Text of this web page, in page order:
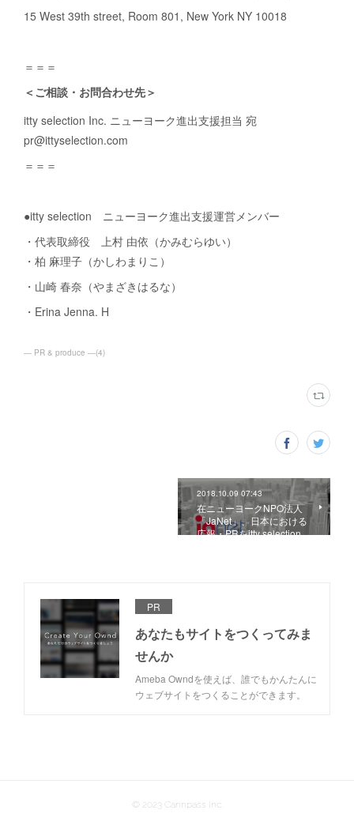
15 West 39th street, Room 801, New York NY 10018
＝＝＝
＜ご相談・お問合わせ先＞
itty selection Inc. ニューヨーク進出支援担当 宛
pr@ittyselection.com
＝＝＝
●itty selection ニューヨーク進出支援運営メンバー
・代表取締役 上村 由依（かみむらゆい）
・柏 麻理子（かしわまりこ）
・山崎 春奈（やまざきはるな）
・Erina Jenna. H
― PR & produce ―(4)
2018.10.09 07:43
在ニューヨークNPO法人
「JaNet」、日本における
広報・PRをitty selection…
PR
あなたもサイトをつくってみま
せんか
Ameba Owndを使えば、誰でもかんたんに
ウェブサイトをつくることができます。
© 2023 Cannpass Inc.